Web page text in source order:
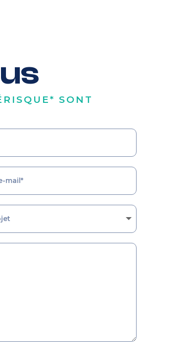
SONT